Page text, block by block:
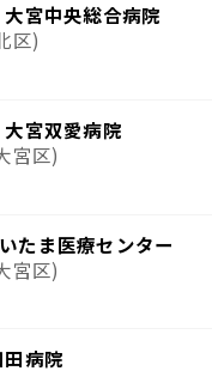
宮中央総合病院
区)
宮双愛病院
宮区)
たま医療センター
宮区)
病院